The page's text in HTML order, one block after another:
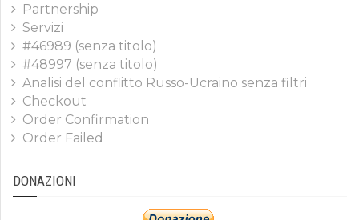
Partnership
Servizi
#46989 (senza titolo)
#48997 (senza titolo)
Analisi del conflitto Russo-Ucraino senza filtri
Checkout
Order Confirmation
Order Failed
DONAZIONI